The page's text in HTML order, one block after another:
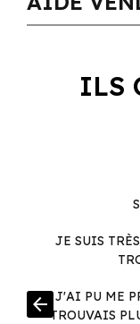
ILS
JE SUIS
J'AI PU ME
TROUVAIS
arrow_back